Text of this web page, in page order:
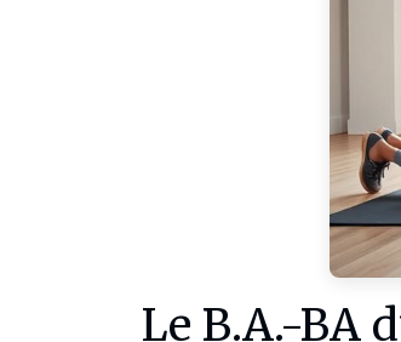
Le B.A.-BA